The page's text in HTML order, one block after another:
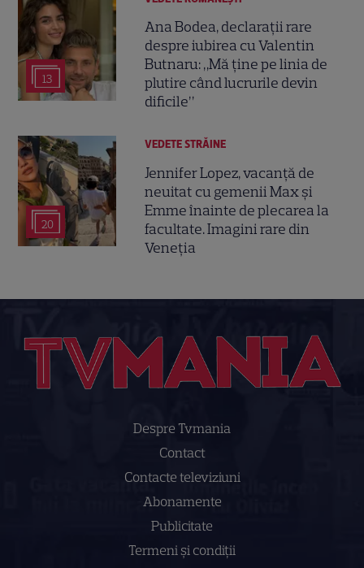
13
Ana Bodea, declarații rare
despre iubirea cu Valentin
Butnaru: „Mă ține pe linia de
plutire când lucrurile devin
dificile”
20
VEDETE STRĂINE
Jennifer Lopez, vacanță de
neuitat cu gemenii Max și
Emme înainte de plecarea la
facultate. Imagini rare din
Veneția
Despre Tvmania
Contact
Contacte televiziuni
Abonamente
Publicitate
Termeni și condiții